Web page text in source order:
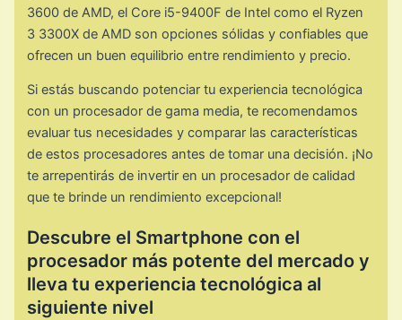
3600 de AMD, el Core i5-9400F de Intel como el Ryzen
3 3300X de AMD son opciones sólidas y confiables que
ofrecen un buen equilibrio entre rendimiento y precio.
Si estás buscando potenciar tu experiencia tecnológica
con un procesador de gama media, te recomendamos
evaluar tus necesidades y comparar las características
de estos procesadores antes de tomar una decisión. ¡No
te arrepentirás de invertir en un procesador de calidad
que te brinde un rendimiento excepcional!
Descubre el Smartphone con el
procesador más potente del mercado y
lleva tu experiencia tecnológica al
siguiente nivel